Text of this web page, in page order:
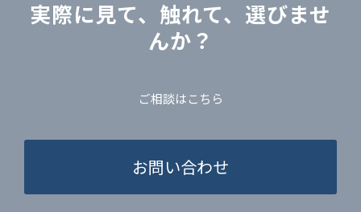
実際に見て、触れて、選びませ
んか？
ご相談はこちら
お問い合わせ